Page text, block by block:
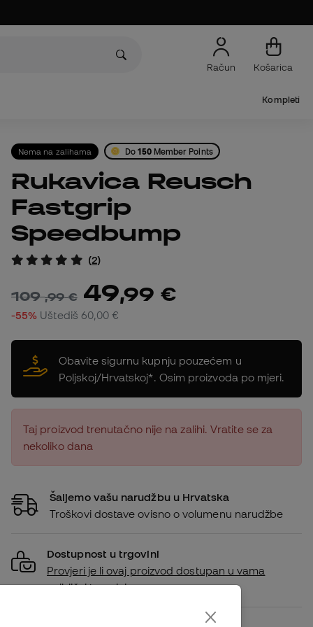
Račun Košarica
Kompleti
Nema na zalihama Do150Member Points
Rukavica Reusch
Fastgrip
Speedbump
(2)
109,99 € 49,99 €
-55% Uštediš 60,00 €
Obavite sigurnu kupnju pouzećem u
Poljskoj/Hrvatskoj*. Osim proizvoda po mjeri.
Taj proizvod trenutačno nije na zalihi. Vratite se za
nekoliko dana
Šaljemo vašu narudžbu u Hrvatska
Troškovi dostave ovisno o volumenu narudžbe
Dostupnost u trgovini
Provjeri je li ovaj proizvod dostupan u vama
najbližoj trgovini.